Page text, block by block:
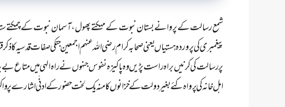
شمع رسالت کے پروانے بستان نبوت کے مہکتے پھول، آسمان نبوت کے چمکتے
پیغمبری کی پروردہ ہستیاں یعنی صحابہ کرام رضی اللہ عنہم اجمعین جنکی صفات قدسیہ کا
پر رسالت کی کرنیں براہ راست پڑیں وہ پاکیزہ نفوس جنہوں نے راہ الہی میں متاع بے
اہل خانہ کی پرواہ کئے بغیر دولت کے خزانوں کا منہ یک لخت حضور کے ادنٰی اشارے پر وا